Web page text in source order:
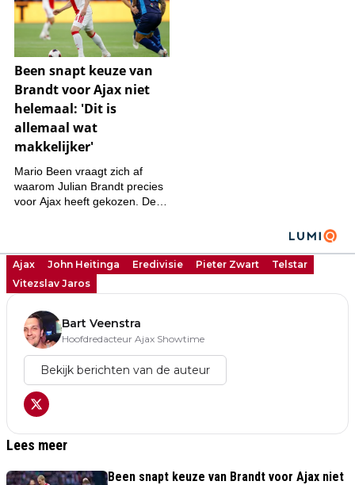
Ajax John Heitinga Eredivisie Pieter Zwart
Telstar
Vitezslav Jaros
Bart Veenstra
Hoofdredacteur Ajax Showtime
Bekijk berichten van de auteur
Lees meer
Been snapt keuze van Brandt voor Ajax niet